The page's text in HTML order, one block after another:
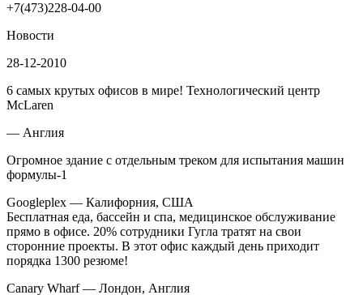
+7(473)228-04-00
Новости
28-12-2010
6 самых крутых офисов в мире! Технологический центр
McLaren
— Англия
Огромное здание с отдельным треком для испытания машин
формулы-1
Googleplex — Калифорния, США
Бесплатная еда, бассейн и спа, медицинское обслуживание
прямо в офисе. 20% сотрудники Гугла тратят на свои
сторонние проекты. В этот офис каждый день приходит
порядка 1300 резюме!
Canary Wharf — Лондон, Англия